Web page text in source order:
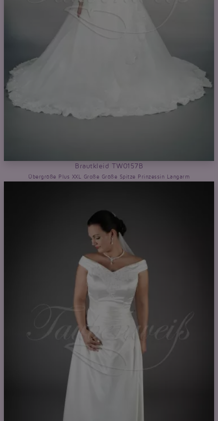
Brautkleid TW0157B
Übergröße Plus XXL Große Größe Spitze Prinzessin Langarm